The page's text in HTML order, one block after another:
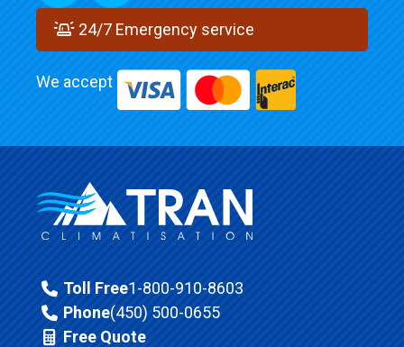
24/7 Emergency service
We accept
Toll Free1-800-910-8603
Phone(450) 500-0655
Free Quote